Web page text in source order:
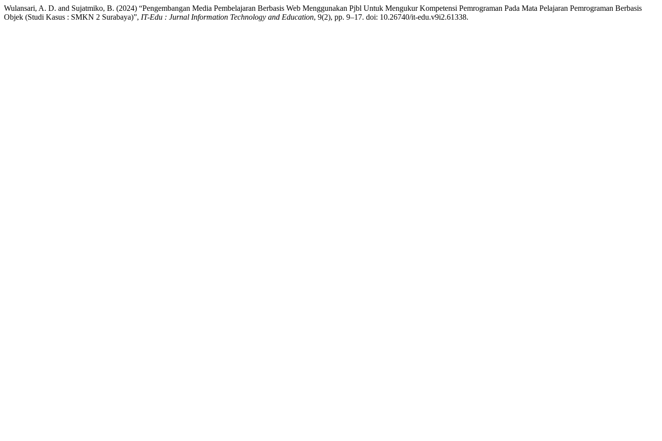
Wulansari, A. D. and Sujatmiko, B. (2024) “Pengembangan Media Pembelajaran Berbasis Web Menggunakan Pjbl Untuk Mengukur Kompetensi Pemrograman Pada Mata Pelajaran Pemrograman Berbasis
Objek (Studi Kasus : SMKN 2 Surabaya)”, IT-Edu : Jurnal Information Technology and Education, 9(2), pp. 9–17. doi: 10.26740/it-edu.v9i2.61338.